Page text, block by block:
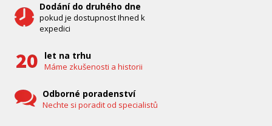
Dodání do druhého dne
pokud je dostupnost Ihned k
expedici
let na trhu
Máme zkušenosti a historii
Odborné poradenství
Nechte si poradit od specialistů